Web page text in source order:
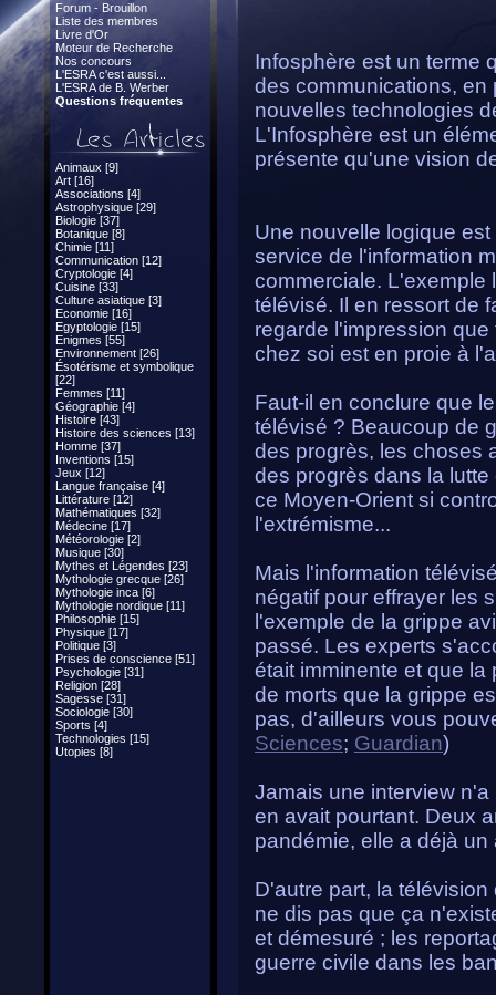
Forum - Brouillon
Liste des membres
Livre d'Or
Moteur de Recherche
Nos concours
L'ESRA c'est aussi...
L'ESRA de B. Werber
Questions fréquentes
Animaux [9]
Art [16]
Associations [4]
Astrophysique [29]
Biologie [37]
Botanique [8]
Chimie [11]
Communication [12]
Cryptologie [4]
Cuisine [33]
Culture asiatique [3]
Economie [16]
Egyptologie [15]
Enigmes [55]
Environnement [26]
Ésotérisme et symbolique
[22]
Femmes [11]
Géographie [4]
Histoire [43]
Histoire des sciences [13]
Homme [37]
Inventions [15]
Jeux [12]
Langue française [4]
Littérature [12]
Mathématiques [32]
Médecine [17]
Météorologie [2]
Musique [30]
Mythes et Légendes [23]
Mythologie grecque [26]
Mythologie inca [6]
Mythologie nordique [11]
Philosophie [15]
Physique [17]
Politique [3]
Prises de conscience [51]
Psychologie [31]
Religion [28]
Sagesse [31]
Sociologie [30]
Sports [4]
Technologies [15]
Utopies [8]
Infosphère est un terme
des communications, en
nouvelles technologies
L'Infosphère est un
présente qu'une vision
Une nouvelle logique
service de l'information
commerciale. L'exemple
télévisé. Il en ressort de
regarde l'impression
chez soi est en proie à
Faut-il en conclure que
télévisé ? Beaucoup de
des progrès, les choses
des progrès dans la
ce Moyen-Orient si
l'extrémisme...
Mais l'information
négatif pour effrayer les
l'exemple de la grippe
passé. Les experts
était imminente et que
de morts que la grippe
pas, d'ailleurs vous
Sciences; Guardian)
Jamais une interview
en avait pourtant. Deux
pandémie, elle a déjà un
D'autre part, la
ne dis pas que ça
et démesuré ; les
guerre civile dans les